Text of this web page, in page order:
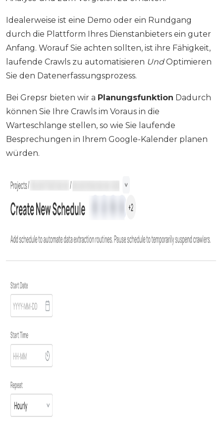
Idealerweise ist eine Demo oder ein Rundgang
durch die Plattform Ihres Dienstanbieters ein guter
Anfang. Worauf Sie achten sollten, ist ihre Fähigkeit,
laufende Crawls zu automatisieren UndOptimieren
Sie den Datenerfassungsprozess.
Bei Grepsr bieten wir a Planungsfunktion Dadurch
können Sie Ihre Crawls im Voraus in die
Warteschlange stellen, so wie Sie laufende
Besprechungen in Ihrem Google-Kalender planen
würden.